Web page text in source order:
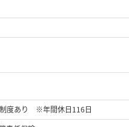
制度あり ※年間休日116日